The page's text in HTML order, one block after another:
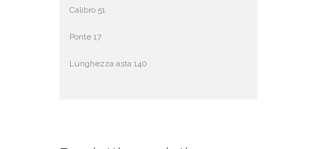
Calibro 51
Ponte 17
Lunghezza asta 140